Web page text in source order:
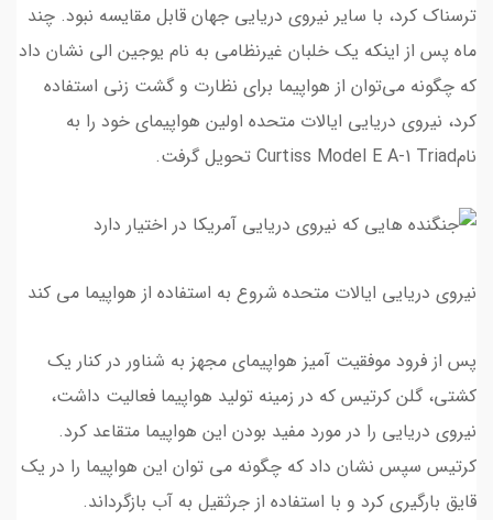
ترسناک کرد، با سایر نیروی دریایی جهان قابل مقایسه نبود. چند
ماه پس از اینکه یک خلبان غیرنظامی به نام یوجین الی نشان داد
که چگونه می‌توان از هواپیما برای نظارت و گشت زنی استفاده
کرد، نیروی دریایی ایالات متحده اولین هواپیمای خود را به
نامCurtiss Model E A-1 Triad تحویل گرفت.
نیروی دریایی ایالات متحده شروع به استفاده از هواپیما می کند
پس از فرود موفقیت آمیز هواپیمای مجهز به شناور در کنار یک
کشتی، گلن کرتیس که در زمینه تولید هواپیما فعالیت داشت،
نیروی دریایی را در مورد مفید بودن این هواپیما متقاعد کرد.
کرتیس سپس نشان داد که چگونه می توان این هواپیما را در یک
قایق بارگیری کرد و با استفاده از جرثقیل به آب بازگرداند.